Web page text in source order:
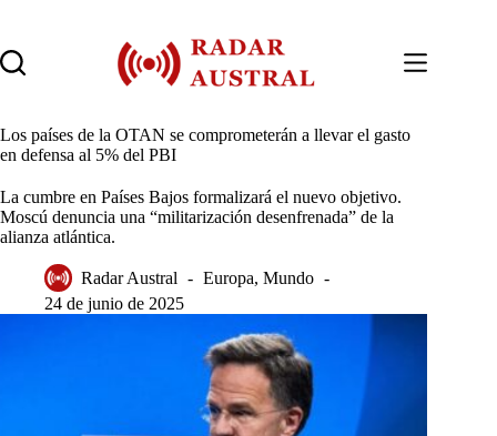
contenido
Los países de la OTAN se comprometerán a llevar el gasto
en defensa al 5% del PBI
La cumbre en Países Bajos formalizará el nuevo objetivo.
Moscú denuncia una “militarización desenfrenada” de la
alianza atlántica.
Radar Austral Europa, Mundo
24 de junio de 2025